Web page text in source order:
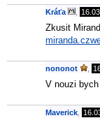
Kráťa
Zkusit
nononot
V nouzi
Maverick